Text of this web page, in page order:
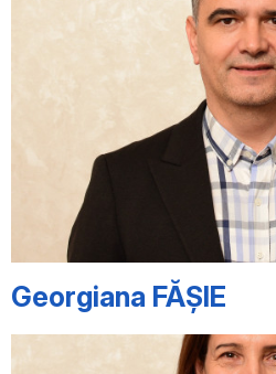
Georgiana FĂȘIE